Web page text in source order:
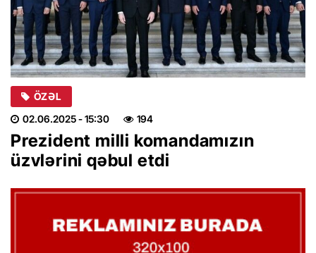
ÖZƏL
02.06.2025- 15:30 194
Prezident milli komandamızın
üzvlərini qəbul etdi